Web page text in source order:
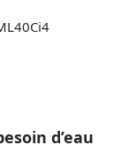
d’eau